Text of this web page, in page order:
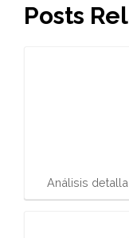
Posts
Análisis